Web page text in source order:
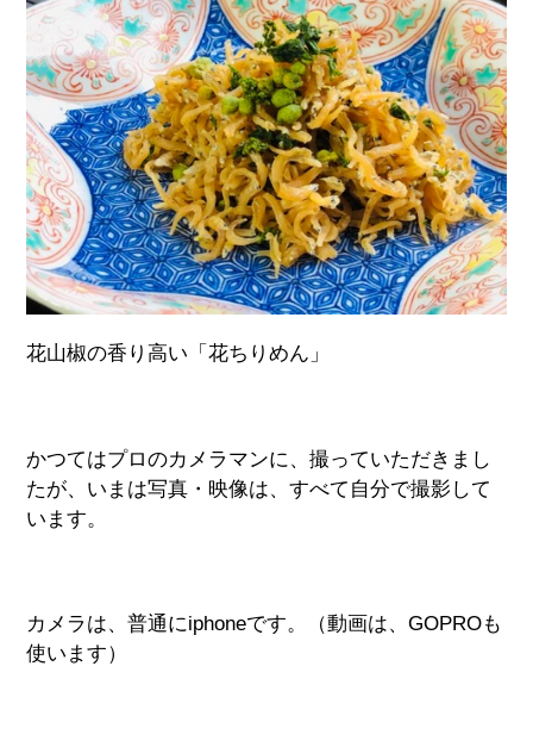
花山椒の香り高い「花ちりめん」
かつてはプロのカメラマンに、撮っていただきまし
たが、いまは写真・映像は、すべて自分で撮影して
います。
カメラは、普通にiphoneです。（動画は、GOPROも
使います）